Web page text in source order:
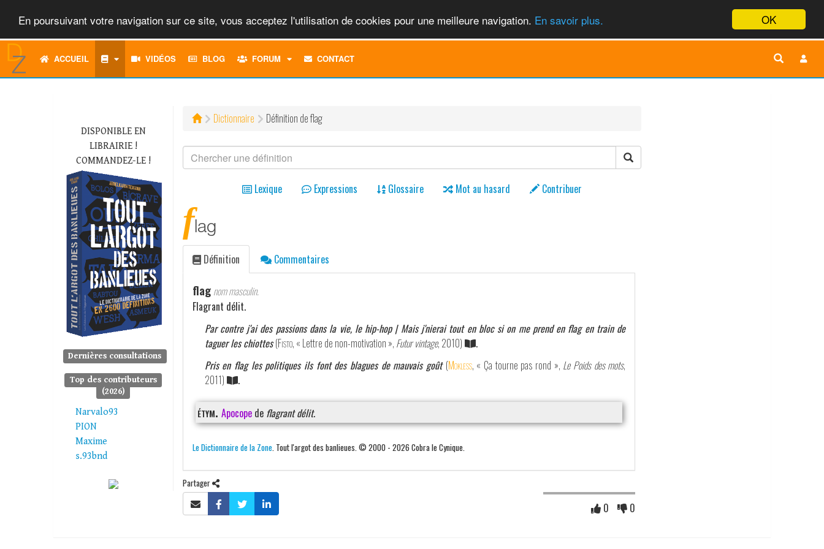
OK
En poursuivant votre navigation sur ce site, vous acceptez l'utilisation de cookies pour une meilleure navigation. En savoir plus.
ACCUEIL VIDÉOS BLOG FORUM
TOGGLECONTACT
DISPONIBLE EN
LIBRAIRIE !
COMMANDEZ-LE !
Dernières consultations
Top des contributeurs
(2026)
Narvalo93
PION
Maxime
s.93bnd
Dictionnaire Définition de flag
Lexique Expressions Glossaire Mot au hasard Contribuer
flag
Définition Commentaires
flag nom masculin.
Flagrant délit.
Par contre j'ai des passions dans la vie, le hip-hop | Mais j'nierai tout en bloc si on me prend en flag en train de
taguer les chiottes (Fisto, « Lettre de non-motivation », Futur vintage, 2010)
.
Pris en flag les politiques ils font des blagues de mauvais goût (Mokless, « Ça tourne pas rond », Le Poids des mots,
2011)
.
étym. Apocopede flagrant délit.
Le Dictionnaire de la Zone. Tout l'argot des banlieues. © 2000 - 2026 Cobra le Cynique.
Partager
0 0